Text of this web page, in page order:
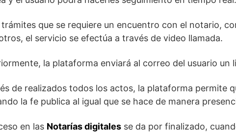
trámites que se requiere un encuentro con el notario,
el servicio se efectúa a través de video llamada.
la plataforma enviará al correo del usuario
de realizados todos los actos, la plataforma permite
la fe publica al igual que se hace de manera
en las Notarías digitales se da por finalizado,